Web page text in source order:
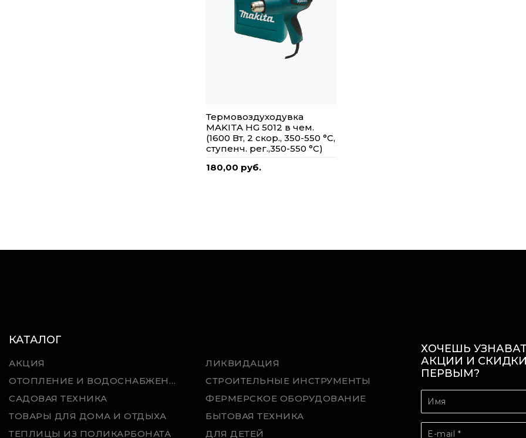
Термовоздуходувка
MAKITA HG 5012 в чем.
(1600 Вт, 2 скор., 350-550 °С,
ступенч. рег.,350-550 °С)
180,00 руб.
КАТАЛОГ
АКЦИЯ
ЛИКВИДАЦИЯ
ОТОПЛЕНИЕ И ВОДОСНАБЖЕНИЕ
СТРОИТЕЛЬНЫЕ ИНСТРУМЕНТЫ
САДОВАЯ ТЕХНИКА
ФЕРМЕРСКОЕ ОБОРУДОВАНИЕ
ТОВАРЫ ДЛЯ ДОМА И ОТДЫХА
БЫТОВАЯ ТЕХНИКА
ТЕПЛИЦЫ ИЗ ПОЛИКАРБОНАТА
ДЛЯ ДЕТЕЙ
ХОЧЕШЬ
АКЦИИ И
ПЕРВЫМ?